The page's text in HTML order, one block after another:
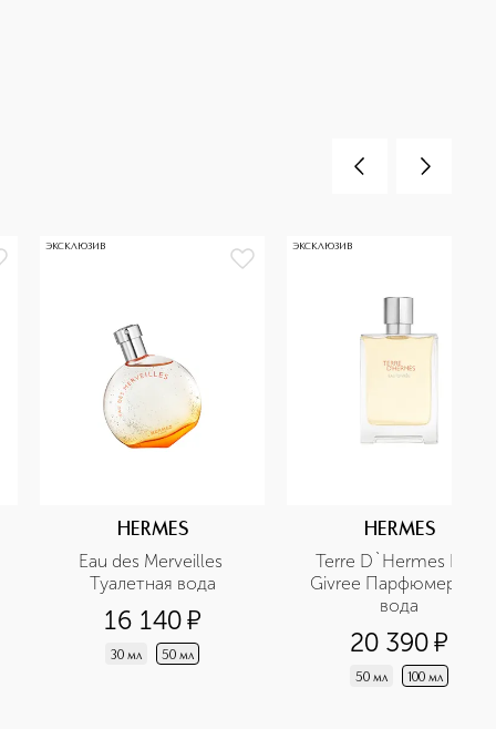
ЭКСКЛЮЗИВ
HERMES
Eau des Merveilles
Туалетная вода
16 140¤
30 мл 50 мл
ЭКСКЛЮЗИВ
HERMES
Terre D`Hermes Eau
Givree Парфюмерная
вода
20 390¤
50 мл 100 мл